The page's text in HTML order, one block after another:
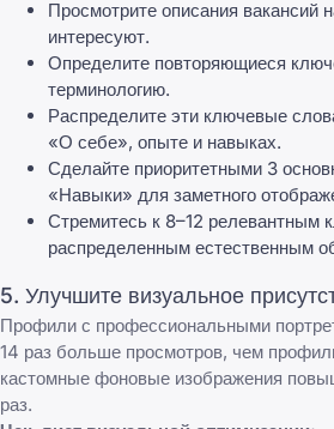
Просмотрите описания вакансий
интересуют.
Определите повторяющиеся
терминологию.
Распределите эти ключевые
«О себе», опыте и навыках.
Сделайте приоритетными 3
«Навыки» для заметного
Стремитесь к 8–12 релевантным
распределенным естественным
5. Улучшите визуальное
Профили с профессиональными
14 раз больше просмотров, чем
кастомные фоновые изображения
раз.